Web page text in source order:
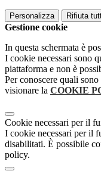
Personalizza Rifiuta
Gestione cookie
In questa schermata è
I cookie necessari sono
piattaforma e non è
Per conoscere quali
visionare la COOKIE
Cookie necessari per il
I cookie necessari per il
disabilitati. È possibile
policy.